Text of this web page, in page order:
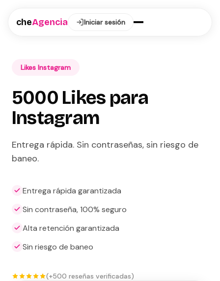
cheAgencia Iniciar sesión
Likes Instagram
5000 Likes para
Instagram
Entrega rápida. Sin contraseñas, sin riesgo de
baneo.
Entrega rápida garantizada
Sin contraseña, 100% seguro
Alta retención garantizada
Sin riesgo de baneo
(+500 reseñas verificadas)